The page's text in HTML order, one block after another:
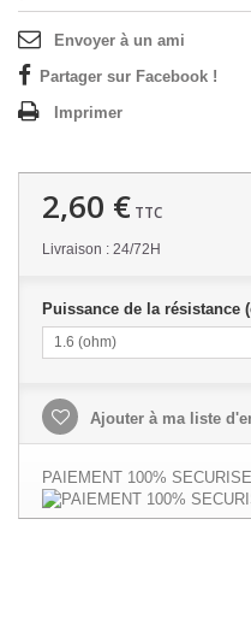
Envoyer à un ami
Partager sur Facebook !
Imprimer
2,60 € TTC
Livraison : 24/72H
Puissance de la résistance
1.6 (ohm)
Ajouter à ma liste
PAIEMENT 100%